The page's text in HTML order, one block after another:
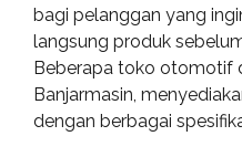
bagi pelanggan yang
langsung produk
Beberapa toko otomotif
Banjarmasin,
dengan berbagai